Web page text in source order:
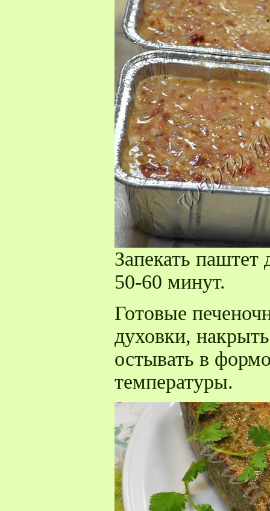
Запекать паштет
50-60 минут.
Готовые
духовки,
остывать в
температуры.